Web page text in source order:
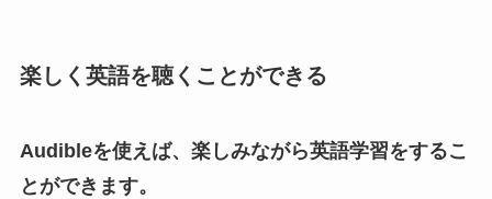
楽しく英語を聴くことができる
Audibleを使えば、楽しみながら英語学習をするこ
とができます。